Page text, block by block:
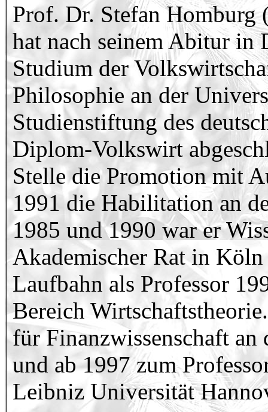
Prof. Dr. Stefan Homburg
hat nach seinem Abitur in
Studium der
Philosophie an der
Studienstiftung des
Diplom-Volkswirt
Stelle die Promotion mit
1991 die Habilitation an
1985 und 1990 war er
Akademischer Rat in
Laufbahn als Professor
Bereich
für Finanzwissenschaft
und ab 1997 zum
Leibniz Universität